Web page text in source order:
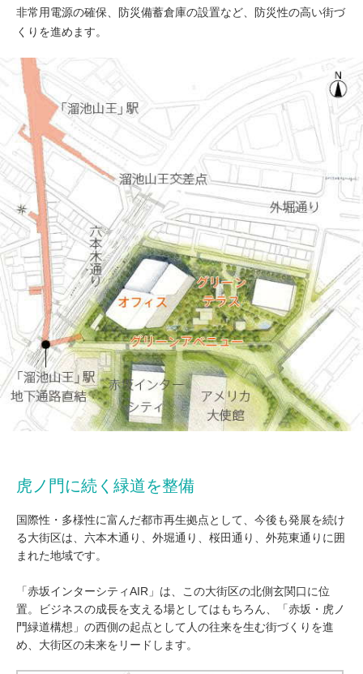
非常用電源の確保、防災備蓄倉庫の設置など、防災性の高い街づ
くりを進めます。
虎ノ門に続く緑道を整備
国際性・多様性に富んだ都市再生拠点として、今後も発展を続け
る大街区は、六本木通り、外堀通り、桜田通り、外苑東通りに囲
まれた地域です。
「赤坂インターシティAIR」は、この大街区の北側玄関口に位
置。ビジネスの成長を支える場としてはもちろん、「赤坂・虎ノ
門緑道構想」の西側の起点として人の往来を生む街づくりを進
め、大街区の未来をリードします。